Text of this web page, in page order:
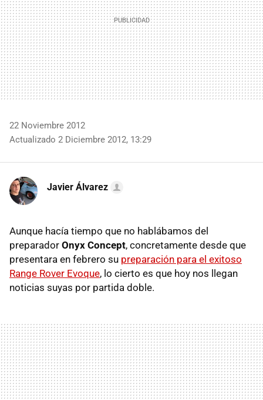
22 Noviembre 2012
Actualizado 2 Diciembre 2012, 13:29
Javier Álvarez
Aunque hacía tiempo que no hablábamos del
preparador Onyx Concept, concretamente desde que
presentara en febrero su preparación para el exitoso
Range Rover Evoque, lo cierto es que hoy nos llegan
noticias suyas por partida doble.